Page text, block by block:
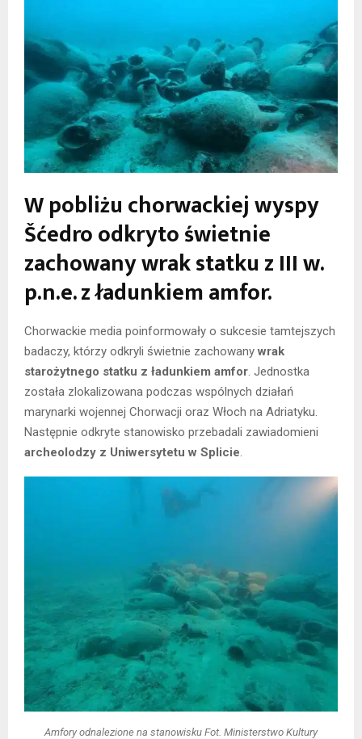
W pobliżu chorwackiej wyspy
Šćedro odkryto świetnie
zachowany wrak statku z III w.
p.n.e. z ładunkiem amfor.
Chorwackie media poinformowały o sukcesie tamtejszych
badaczy, którzy odkryli świetnie zachowany wrak
starożytnego statku z ładunkiem amfor. Jednostka
została zlokalizowana podczas wspólnych działań
marynarki wojennej Chorwacji oraz Włoch na Adriatyku.
Następnie odkryte stanowisko przebadali zawiadomieni
archeolodzy z Uniwersytetu w Splicie.
Amfory odnalezione na stanowisku Fot. Ministerstwo Kultury